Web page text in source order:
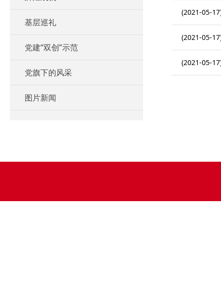
基层巡礼
党建“双创”示范
党旗下的风采
图片新闻
(2021-05-
(2021-05-
(2021-05-